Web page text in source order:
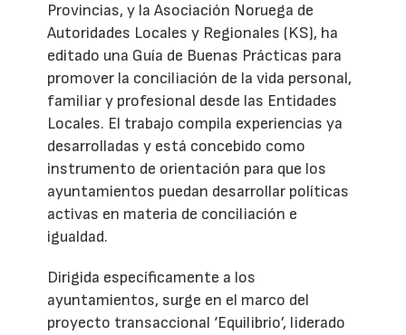
Provincias, y la Asociación Noruega de
Autoridades Locales y Regionales (KS), ha
editado una Guía de Buenas Prácticas para
promover la conciliación de la vida personal,
familiar y profesional desde las Entidades
Locales. El trabajo compila experiencias ya
desarrolladas y está concebido como
instrumento de orientación para que los
ayuntamientos puedan desarrollar políticas
activas en materia de conciliación e
igualdad.
Dirigida específicamente a los
ayuntamientos, surge en el marco del
proyecto transaccional ‘Equilibrio’, liderado